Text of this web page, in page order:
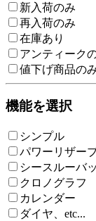
新入荷のみ
再入荷のみ
在庫あり
アンティーク
値下げ商品の
機能を選択
シンプル
パワーリザー
シースルーバ
クロノグラフ
カレンダー
ダイヤ、etc...